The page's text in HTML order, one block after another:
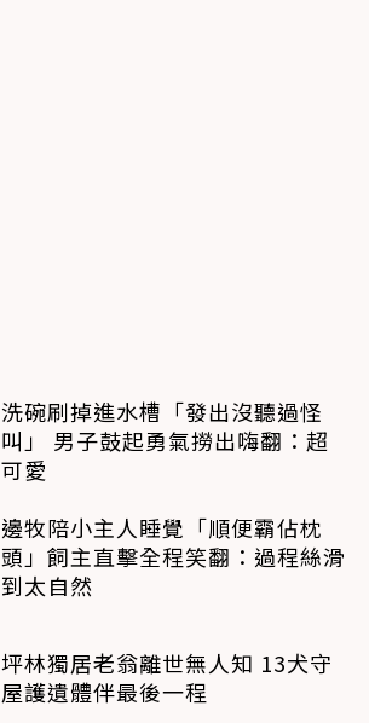
洗碗刷掉進水槽「發出沒聽過怪
叫」 男子鼓起勇氣撈出嗨翻：超
可愛
邊牧陪小主人睡覺「順便霸佔枕
頭」飼主直擊全程笑翻：過程絲滑
到太自然
坪林獨居老翁離世無人知 13犬守
屋護遺體伴最後一程